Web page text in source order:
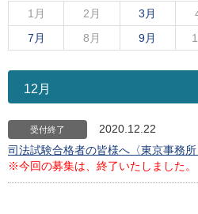
1月
2月 3月
7月
8月 9月
12月
受付終了
2020.12.22
司法試験合格者の皆様へ〈東京事務所
※今回の募集は、終了いたしました。